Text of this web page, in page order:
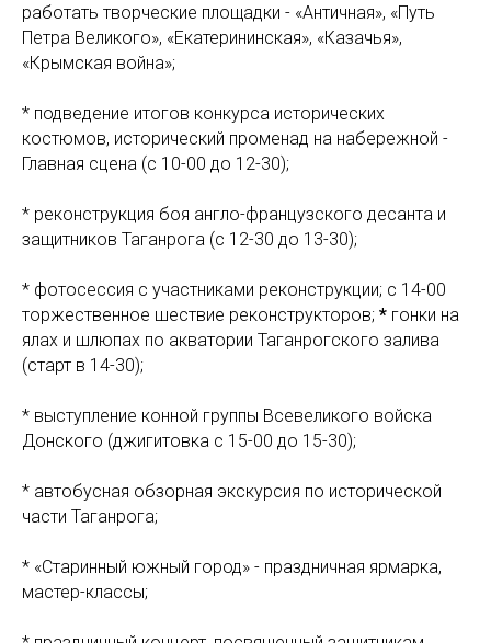
работать творческие площадки - «Античная», «Путь
Петра Великого», «Екатерининская», «Казачья»,
«Крымская война»;
* подведение итогов конкурса исторических
костюмов, исторический променад на набережной -
Главная сцена (с 10-00 до 12-30);
* реконструкция боя англо-французского десанта и
защитников Таганрога (с 12-30 до 13-30);
* фотосессия с участниками реконструкции; с 14-00
торжественное шествие реконструкторов; * гонки на
ялах и шлюпах по акватории Таганрогского залива
(старт в 14-30);
* выступление конной группы Всевеликого войска
Донского (джигитовка с 15-00 до 15-30);
* автобусная обзорная экскурсия по исторической
части Таганрога;
* «Старинный южный город» - праздничная ярмарка,
мастер-классы;